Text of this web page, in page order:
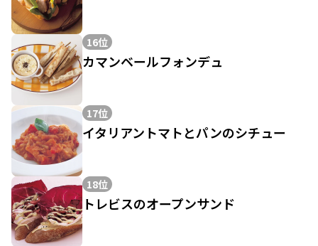
16位
カマンベールフォンデュ
17位
イタリアントマトとパンのシチュー
18位
トレビスのオープンサンド